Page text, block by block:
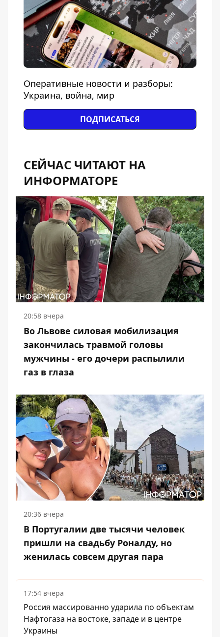
Оперативные новости и разборы:
Украина, война, мир
ПОДПИСАТЬСЯ
СЕЙЧАС ЧИТАЮТ НА
ИНФОРМАТОРЕ
20:58 вчера
Во Львове силовая мобилизация
закончилась травмой головы
мужчины - его дочери распылили
газ в глаза
20:36 вчера
В Португалии две тысячи человек
пришли на свадьбу Роналду, но
женилась совсем другая пара
17:54 вчера
Россия массированно ударила по объектам
Нафтогаза на востоке, западе и в центре
Украины